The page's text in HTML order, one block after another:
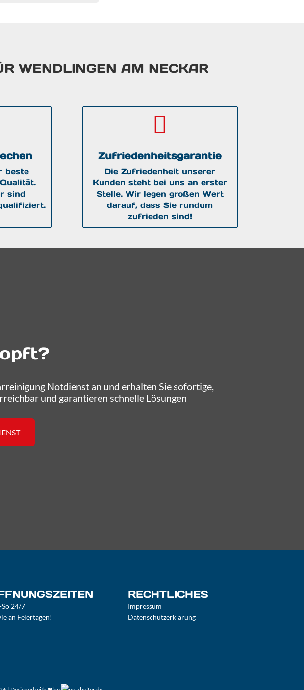
WENDLINGEN AM NECKAR
beste
sind

Zufriedenheitsgarantie
Die Zufriedenheit unserer
Kunden steht bei uns an erster
Stelle. Wir legen großen Wert
darauf, dass Sie rundum
zufrieden sind!
Notdienst an und erhalten Sie sofortige,
und garantieren schnelle Lösungen
24/7
an Feiertagen!
RECHTLICHES
Impressum
Datenschutzerklärung